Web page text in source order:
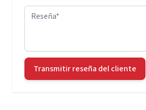
Reseña
Transmitir reseña del cliente